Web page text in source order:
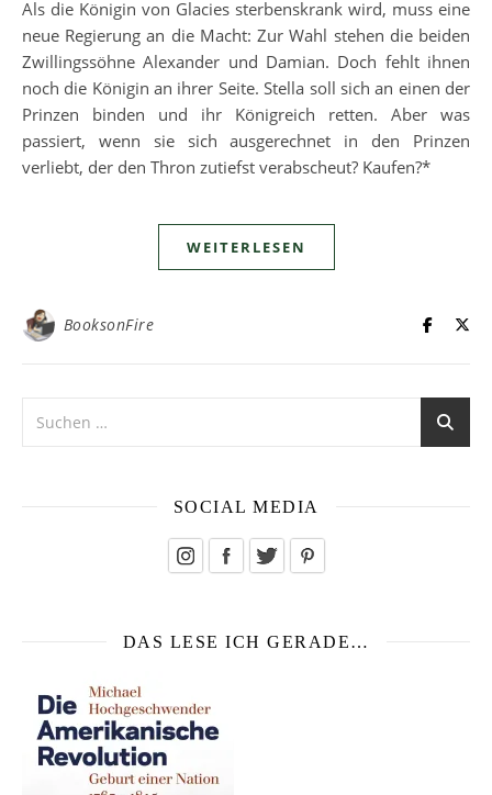
Als die Königin von Glacies sterbenskrank wird, muss eine
neue Regierung an die Macht: Zur Wahl stehen die beiden
Zwillingssöhne Alexander und Damian. Doch fehlt ihnen
noch die Königin an ihrer Seite. Stella soll sich an einen der
Prinzen binden und ihr Königreich retten. Aber was
passiert, wenn sie sich ausgerechnet in den Prinzen
verliebt, der den Thron zutiefst verabscheut? Kaufen?*
WEITERLESEN
BooksonFire
SOCIAL MEDIA
DAS LESE ICH GERADE…